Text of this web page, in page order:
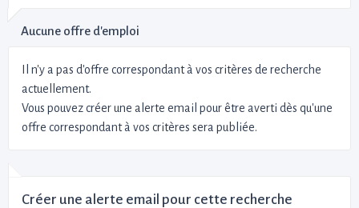
Aucune offre d'emploi
Il n'y a pas d'offre correspondant à vos critères de recherche
actuellement.
Vous pouvez créer une alerte email pour être averti dès qu'une
offre correspondant à vos critères sera publiée.
Créer une alerte email pour cette recherche